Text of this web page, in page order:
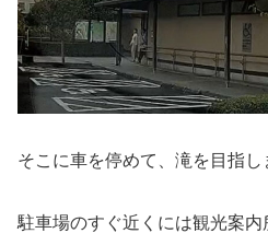
そこに車を停めて、滝を目指し
駐車場のすぐ近くには観光案内